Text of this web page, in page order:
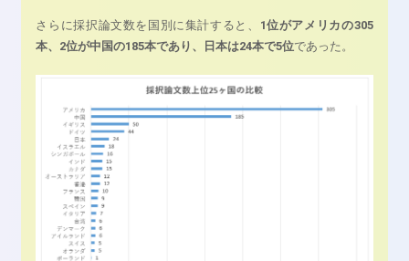
さらに採択論文数を国別に集計すると、 1位がアメリカの305
本、2位が中国の185本であり、日本は24本で5位であった。